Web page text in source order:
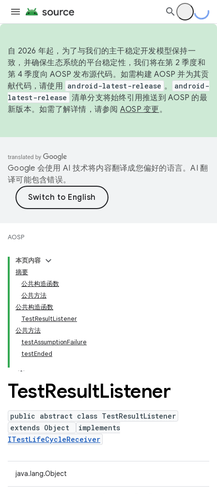
自 2026 年起，为了与我们的主干稳定开发模型保持一
致，并确保生态系统的平台稳定性，我们将在第 2 季度和
第 4 季度向 AOSP 发布源代码。如需构建 AOSP 并为其贡
献代码，请使用 android-latest-release 。
android-
latest-release 清单分支将始终引用推送到 AOSP 的最
新版本。如需了解详情，请参阅 AOSP 变更。
Google 会使用 AI 技术将内容翻译成您偏好的语言。AI 翻
译可能包含错误。
AOSP
本页内容
摘要
公共构造函数
公共方法
公共构造函数
TestResultListener
公共方法
testAssumptionFailure
testEnded
TestResultListener
public abstract class TestResultListener
extends Object
implements
ITestLifeCycleReceiver
java.lang.Object